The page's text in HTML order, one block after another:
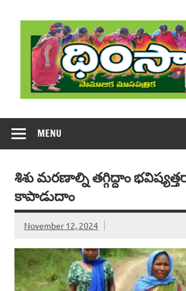
content
MENU
శిశు మరణాల్ని తగ్గిద్దాం
కాపాడుదాం
November 12, 2024